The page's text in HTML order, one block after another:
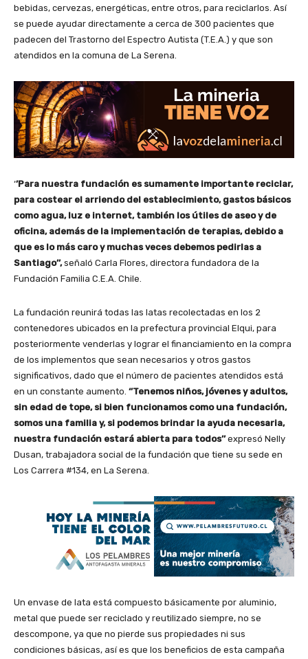
bebidas, cervezas, energéticas, entre otros, para reciclarlos. Así
se puede ayudar directamente a cerca de 300 pacientes que
padecen del Trastorno del Espectro Autista (T.E.A.) y que son
atendidos en la comuna de La Serena.
‘’Para nuestra fundación es sumamente importante reciclar,
para costear el arriendo del establecimiento, gastos básicos
como agua, luz e internet, también los útiles de aseo y de
oficina, además de la implementación de terapias, debido a
que es lo más caro y muchas veces debemos pedirlas a
Santiago’’,señaló Carla Flores, directora fundadora de la
Fundación Familia C.E.A. Chile.
La fundación reunirá todas las latas recolectadas en los 2
contenedores ubicados en la prefectura provincial Elqui, para
posteriormente venderlas y lograr el financiamiento en la compra
de los implementos que sean necesarios y otros gastos
significativos, dado que el número de pacientes atendidos está
en un constante aumento. ‘’Tenemos niños, jóvenes y adultos,
sin edad de tope, si bien funcionamos como una fundación,
somos una familia y, si podemos brindar la ayuda necesaria,
nuestra fundación estará abierta para todos’’expresó Nelly
Dusan, trabajadora social de la fundación que tiene su sede en
Los Carrera #134, en La Serena.
Un envase de lata está compuesto básicamente por aluminio,
metal que puede ser reciclado y reutilizado siempre, no se
descompone, ya que no pierde sus propiedades ni sus
condiciones básicas, así es que los beneficios de esta campaña